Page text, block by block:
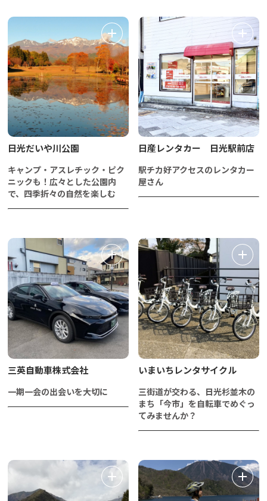
日光だいや川公園
キャンプ・アスレチック・ピク
ニックも！広々とした公園内
で、四季折々の自然を楽しむ
日産レンタカー 日光駅前店
駅チカ好アクセスのレンタカー
屋さん
三英自動車株式会社
一期一会の出会いを大切に
いまいちレンタサイクル
三街道が交わる、日光杉並木の
まち「今市」を自転車でめぐっ
てみませんか？